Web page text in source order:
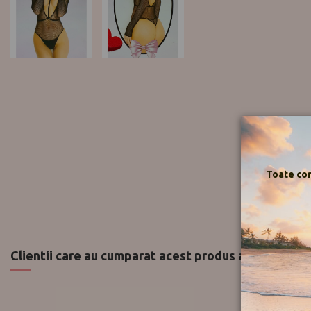
Clientii care au cumparat acest produs au mai
Toate